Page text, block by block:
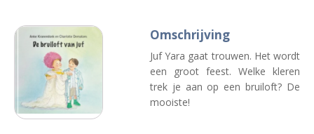
Omschrijving
Juf Yara gaat trouwen. Het wordt
een groot feest. Welke kleren
trek je aan op een bruiloft? De
mooiste!